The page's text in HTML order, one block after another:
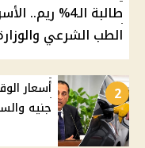
طالبة الـ4%
الطب الشرعي
2
جنيه والسولار